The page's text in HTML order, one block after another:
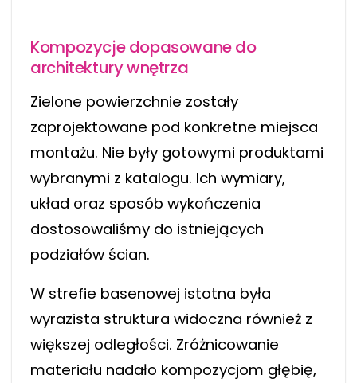
Kompozycje dopasowane do
architektury wnętrza
Zielone powierzchnie zostały
zaprojektowane pod konkretne miejsca
montażu. Nie były gotowymi produktami
wybranymi z katalogu. Ich wymiary,
układ oraz sposób wykończenia
dostosowaliśmy do istniejących
podziałów ścian.
W strefie basenowej istotna była
wyrazista struktura widoczna również z
większej odległości. Zróżnicowanie
materiału nadało kompozycjom głębię,